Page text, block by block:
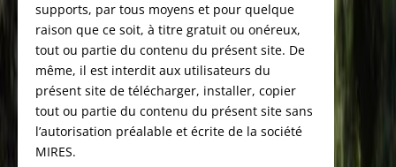
supports, par tous moyens et pour quelque
raison que ce soit, à titre gratuit ou onéreux,
tout ou partie du contenu du présent site. De
même, il est interdit aux utilisateurs du
présent site de télécharger, installer, copier
tout ou partie du contenu du présent site sans
l’autorisation préalable et écrite de la société
MIRES.